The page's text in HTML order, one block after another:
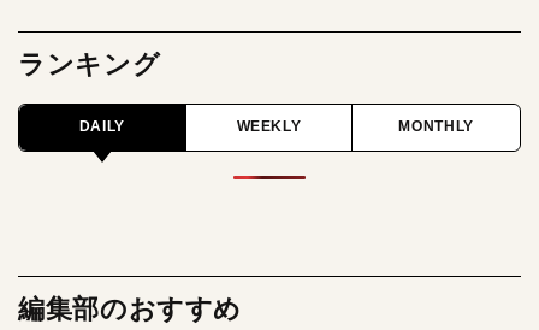
ランキング
DAILY WEEKLY MONTHLY
編集部のおすすめ